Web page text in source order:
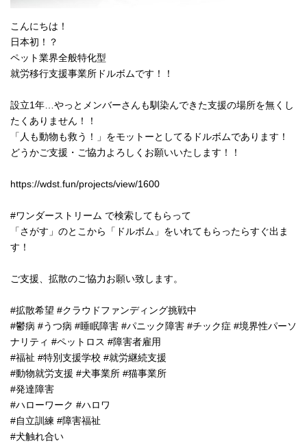
こんにちは！
日本初！？
ペット業界全般特化型
就労移行支援事業所ドルボムです！！
設立1年…やっとメンバーさんも馴染んできた支援の場所を無くし
たくありません！！
「人も動物も救う！」をモットーとしてるドルボムであります！
どうかご支援・ご協力よろしくお願いいたします！！
https://wdst.fun/projects/view/1600
#ワンダーストリーム で検索してもらって
「さがす」のとこから「ドルボム」をいれてもらったらすぐ出ま
す！
ご支援、拡散のご協力お願い致します。
#拡散希望 #クラウドファンディング挑戦中
#鬱病 #うつ病 #睡眠障害 #パニック障害 #チック症 #境界性パーソ
ナリティ #ペットロス #障害者雇用
#福祉 #特別支援学校 #就労継続支援
#動物就労支援 #犬事業所 #猫事業所
#発達障害
#ハローワーク #ハロワ
#自立訓練 #障害福祉
#犬触れ合い